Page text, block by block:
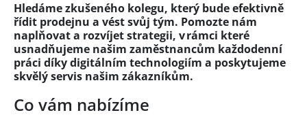
Hledáme zkušeného kolegu, který bude efektivně
řídit prodejnu a vést svůj tým. Pomozte nám
naplňovat a rozvíjet strategii, v rámci které
usnadňujeme našim zaměstnancům každodenní
práci díky digitálním technologiím a poskytujeme
skvělý servis našim zákazníkům.
Co vám nabízíme